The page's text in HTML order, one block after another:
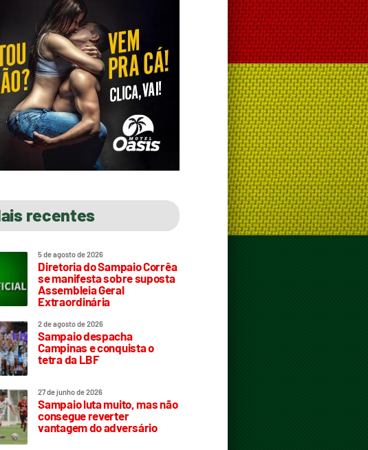
recentes
5 de agosto de 2026
Diretoria do Sampaio Corrêa
se manifesta sobre suposta
Assembleia Geral
Extraordinária
2 de agosto de 2026
Sampaio despacha
Campinas e conquista o
tetra da LBF
27 de junho de 2026
Sampaio luta muito, mas não
consegue reverter
vantagem do adversário